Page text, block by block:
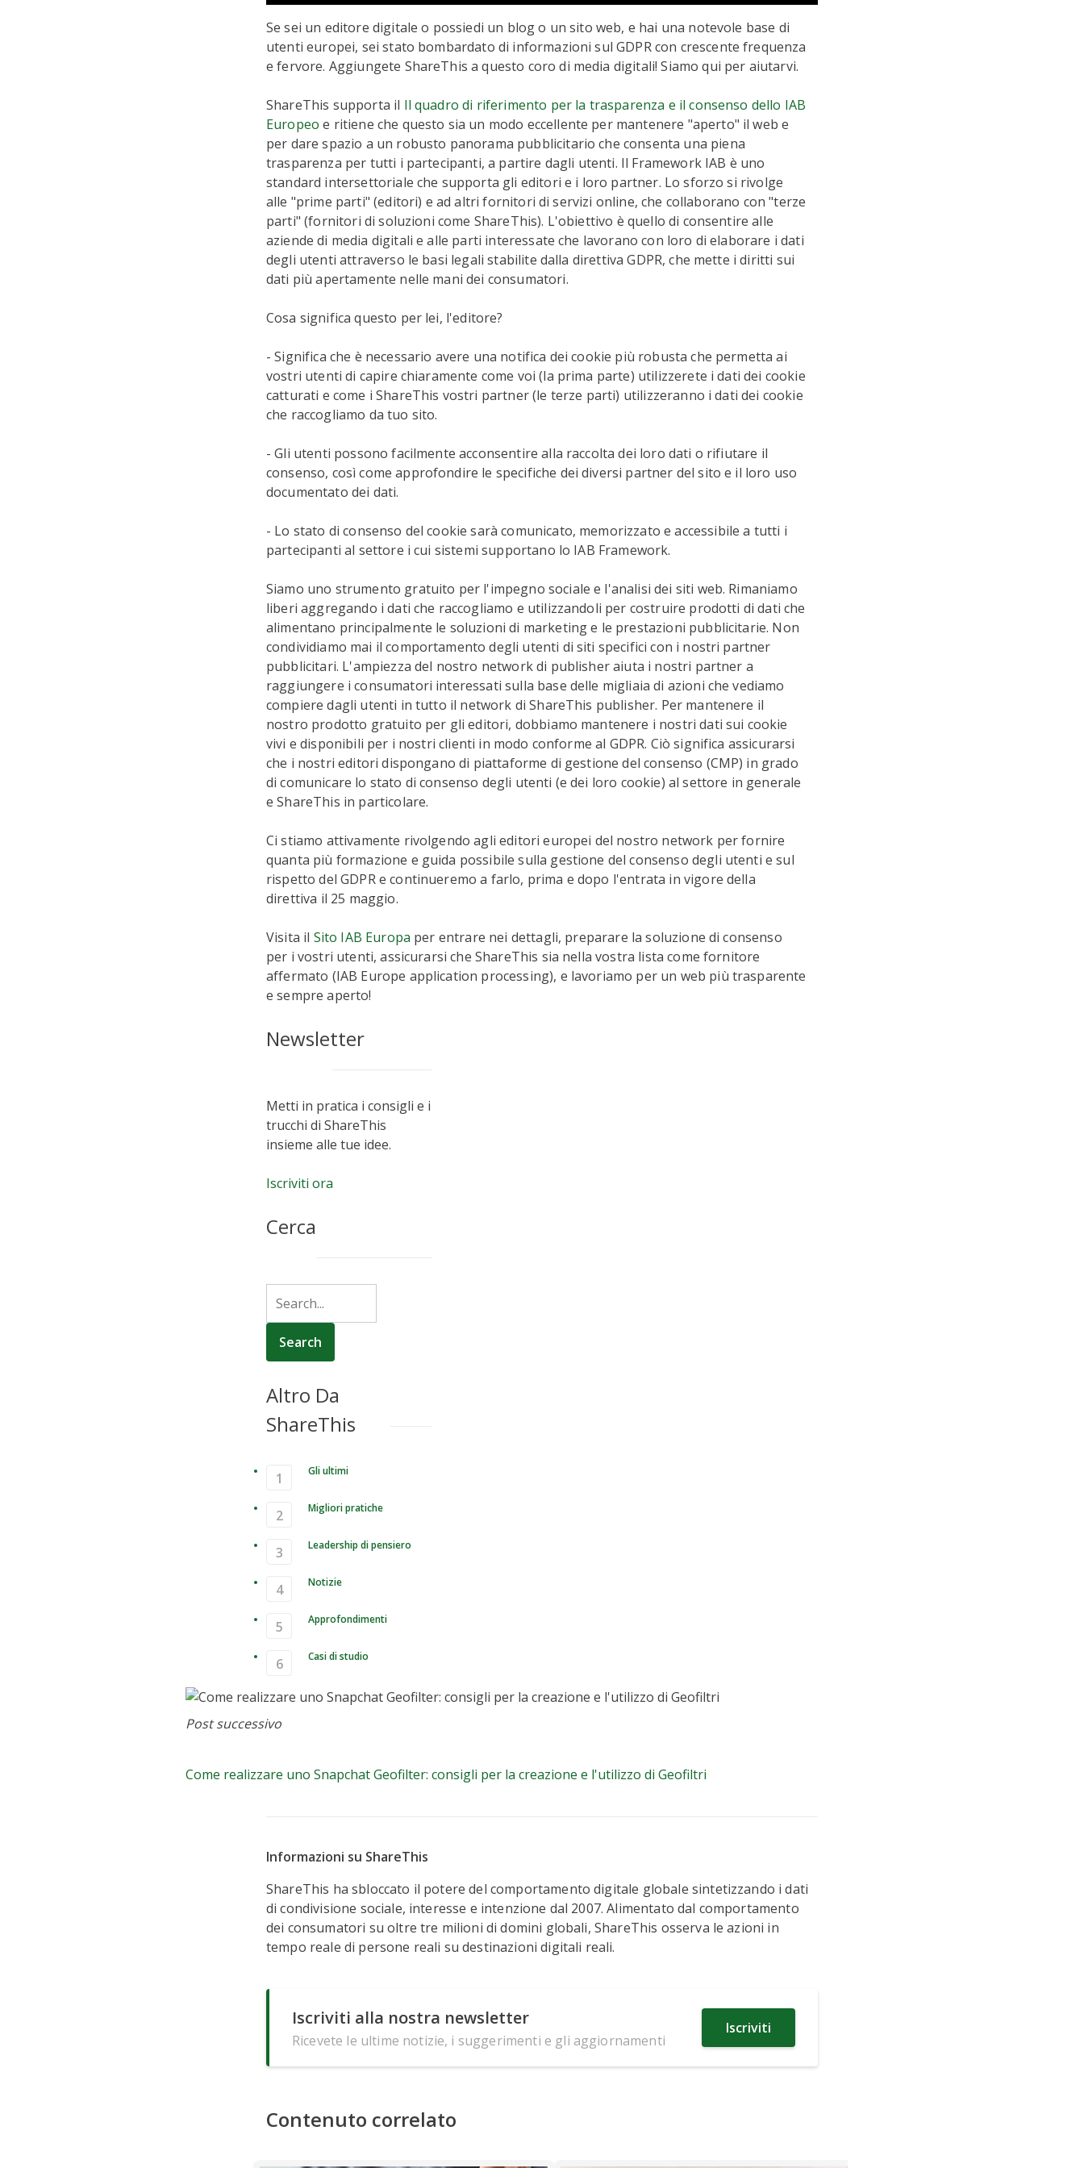
Se sei un editore digitale o possiedi un blog o un sito web, e hai una notevole base di
utenti europei, sei stato bombardato di informazioni sul GDPR con crescente frequenza
e fervore. Aggiungete ShareThis a questo coro di media digitali! Siamo qui per aiutarvi.
ShareThis supporta il Il quadro di riferimento per la trasparenza e il consenso dello IAB
Europeo e ritiene che questo sia un modo eccellente per mantenere "aperto" il web e
per dare spazio a un robusto panorama pubblicitario che consenta una piena
trasparenza per tutti i partecipanti, a partire dagli utenti. Il Framework IAB è uno
standard intersettoriale che supporta gli editori e i loro partner. Lo sforzo si rivolge
alle "prime parti" (editori) e ad altri fornitori di servizi online, che collaborano con "terze
parti" (fornitori di soluzioni come ShareThis). L'obiettivo è quello di consentire alle
aziende di media digitali e alle parti interessate che lavorano con loro di elaborare i dati
degli utenti attraverso le basi legali stabilite dalla direttiva GDPR, che mette i diritti sui
dati più apertamente nelle mani dei consumatori.
Cosa significa questo per lei, l'editore?
- Significa che è necessario avere una notifica dei cookie più robusta che permetta ai
vostri utenti di capire chiaramente come voi (la prima parte) utilizzerete i dati dei cookie
catturati e come i ShareThis vostri partner (le terze parti) utilizzeranno i dati dei cookie
che raccogliamo da tuo sito.
- Gli utenti possono facilmente acconsentire alla raccolta dei loro dati o rifiutare il
consenso, così come approfondire le specifiche dei diversi partner del sito e il loro uso
documentato dei dati.
- Lo stato di consenso del cookie sarà comunicato, memorizzato e accessibile a tutti i
partecipanti al settore i cui sistemi supportano lo IAB Framework.
Siamo uno strumento gratuito per l'impegno sociale e l'analisi dei siti web. Rimaniamo
liberi aggregando i dati che raccogliamo e utilizzandoli per costruire prodotti di dati che
alimentano principalmente le soluzioni di marketing e le prestazioni pubblicitarie. Non
condividiamo mai il comportamento degli utenti di siti specifici con i nostri partner
pubblicitari. L'ampiezza del nostro network di publisher aiuta i nostri partner a
raggiungere i consumatori interessati sulla base delle migliaia di azioni che vediamo
compiere dagli utenti in tutto il network di ShareThis publisher. Per mantenere il
nostro prodotto gratuito per gli editori, dobbiamo mantenere i nostri dati sui cookie
vivi e disponibili per i nostri clienti in modo conforme al GDPR. Ciò significa assicurarsi
che i nostri editori dispongano di piattaforme di gestione del consenso (CMP) in grado
di comunicare lo stato di consenso degli utenti (e dei loro cookie) al settore in generale
e ShareThis in particolare.
Ci stiamo attivamente rivolgendo agli editori europei del nostro network per fornire
quanta più formazione e guida possibile sulla gestione del consenso degli utenti e sul
rispetto del GDPR e continueremo a farlo, prima e dopo l'entrata in vigore della
direttiva il 25 maggio.
Visita il Sito IAB Europa per entrare nei dettagli, preparare la soluzione di consenso
per i vostri utenti, assicurarsi che ShareThis sia nella vostra lista come fornitore
affermato (IAB Europe application processing), e lavoriamo per un web più trasparente
e sempre aperto!
Newsletter
Metti in pratica i consigli e i
trucchi di ShareThis
insieme alle tue idee.
Iscriviti ora
Cerca
Altro Da
ShareThis
Gli ultimi
Migliori pratiche
Leadership di pensiero
Notizie
Approfondimenti
Casi di studio
Post successivo
Come realizzare uno Snapchat Geofilter: consigli per la creazione e l'utilizzo di Geofiltri
Informazioni su ShareThis
ShareThis ha sbloccato il potere del comportamento digitale globale sintetizzando i dati
di condivisione sociale, interesse e intenzione dal 2007. Alimentato dal comportamento
dei consumatori su oltre tre milioni di domini globali, ShareThis osserva le azioni in
tempo reale di persone reali su destinazioni digitali reali.
Iscriviti alla nostra newsletter
Ricevete le ultime notizie, i suggerimenti e gli aggiornamenti
Iscriviti
Contenuto correlato